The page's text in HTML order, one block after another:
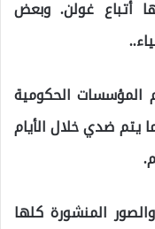
أتباع غولن. وبعض
الحكومية
يتم ضدي خلال الأيام
المنشورة كلها